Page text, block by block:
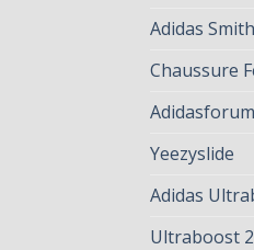
Adidas
Chaussure
Adidasforum
Yeezyslide
Adidas
Ultraboost